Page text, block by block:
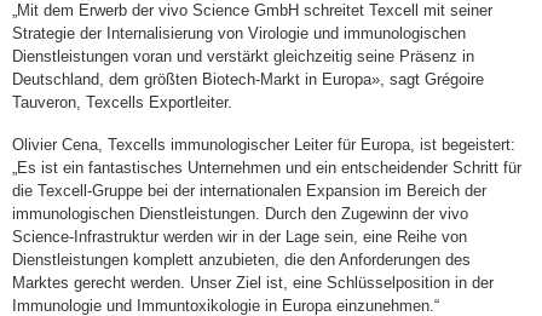
„Mit dem Erwerb der vivo Science GmbH schreitet Texcell mit seiner
Strategie der Internalisierung von Virologie und immunologischen
Dienstleistungen voran und verstärkt gleichzeitig seine Präsenz in
Deutschland, dem größten Biotech-Markt in Europa», sagt Grégoire
Tauveron, Texcells Exportleiter.
Olivier Cena, Texcells immunologischer Leiter für Europa, ist begeistert:
„Es ist ein fantastisches Unternehmen und ein entscheidender Schritt für
die Texcell-Gruppe bei der internationalen Expansion im Bereich der
immunologischen Dienstleistungen. Durch den Zugewinn der vivo
Science-Infrastruktur werden wir in der Lage sein, eine Reihe von
Dienstleistungen komplett anzubieten, die den Anforderungen des
Marktes gerecht werden. Unser Ziel ist, eine Schlüsselposition in der
Immunologie und Immuntoxikologie in Europa einzunehmen.“